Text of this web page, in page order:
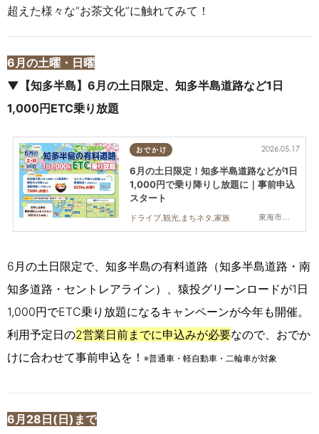
超えた様々な“お茶文化”に触れてみて！
6月の土曜・日曜
▼【知多半島】6月の土日限定、知多半島道路など1日
1,000円ETC乗り放題
おでかけ
東海市,大府市,知多市,東浦町,阿久比町,半田市,常滑市,武豊町,美浜町,南知多町
2026.05.17
6月の土日限定！知多半島道路などが1日
1,000円で乗り降りし放題に｜事前申込
スタート
ドライブ,観光,まちネタ,家族
6月の土日限定で、知多半島の有料道路（知多半島道路・南
知多道路・セントレアライン）、猿投グリーンロードが1日
1,000円でETC乗り放題になるキャンペーンが今年も開催。
利用予定日の2営業日前までに申込みが必要なので、おでか
けに合わせて事前申込を！ ※普通車・軽自動車・二輪車が対象
6月28日(日)まで